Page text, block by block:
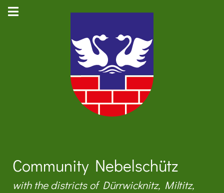
Community Nebelschütz
with the districts of Dürrwicknitz, Miltitz,